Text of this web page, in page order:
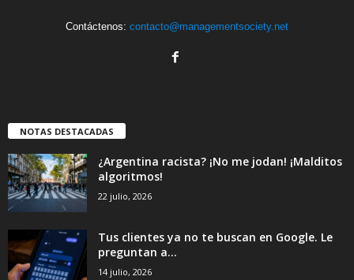
Contáctenos: contacto@managementsociety.net
NOTAS DESTACADAS
¿Argentina racista? ¡No me jodan! ¡Malditos
algoritmos!
22 julio, 2026
Tus clientes ya no te buscan en Google. Le
preguntan a...
14 julio, 2026